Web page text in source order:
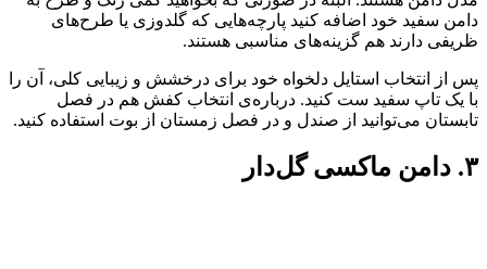
دامن سفید خود اضافه کنید پارچه‌هایی که گلدوزی یا طرح‌های
ظریفی دارند هم گزینه‌های مناسبی هستند.
پس از انتخاب استایل دلخواه خود برای درخشش و زیبایی کلی، آن را
با یک تاپ سفید ست کنید. درباره‌ی انتخاب کفش هم در فصل
تابستان می‌توانید از صندل و در فصل زمستان از بوت استفاده کنید.
۳. دامن ماکسی گل‌دار